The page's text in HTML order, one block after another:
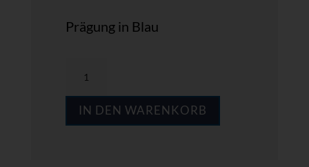
Prägung in Blau
Menge
IN DEN WARENKORB